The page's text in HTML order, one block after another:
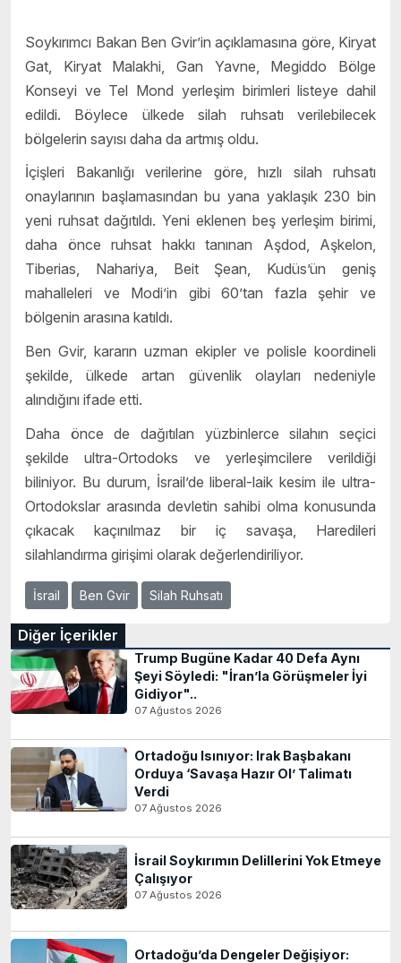
Soykırımcı Bakan Ben Gvir’in açıklamasına göre, Kiryat
Gat, Kiryat Malakhi, Gan Yavne, Megiddo Bölge
Konseyi ve Tel Mond yerleşim birimleri listeye dahil
edildi. Böylece ülkede silah ruhsatı verilebilecek
bölgelerin sayısı daha da artmış oldu.
İçişleri Bakanlığı verilerine göre, hızlı silah ruhsatı
onaylarının başlamasından bu yana yaklaşık 230 bin
yeni ruhsat dağıtıldı. Yeni eklenen beş yerleşim birimi,
daha önce ruhsat hakkı tanınan Aşdod, Aşkelon,
Tiberias, Nahariya, Beit Şean, Kudüs’ün geniş
mahalleleri ve Modi’in gibi 60’tan fazla şehir ve
bölgenin arasına katıldı.
Ben Gvir, kararın uzman ekipler ve polisle koordineli
şekilde, ülkede artan güvenlik olayları nedeniyle
alındığını ifade etti.
Daha önce de dağıtılan yüzbinlerce silahın seçici
şekilde ultra-Ortodoks ve yerleşimcilere verildiği
biliniyor. Bu durum, İsrail’de liberal-laik kesim ile ultra-
Ortodokslar arasında devletin sahibi olma konusunda
çıkacak kaçınılmaz bir iç savaşa, Haredileri
silahlandırma girişimi olarak değerlendiriliyor.
İsrail Ben Gvir Silah Ruhsatı
Diğer İçerikler
Trump Bugüne Kadar 40 Defa Aynı
Şeyi Söyledi: "İran’la Görüşmeler İyi
Gidiyor"..
07 Ağustos 2026
Ortadoğu Isınıyor: Irak Başbakanı
Orduya ‘Savaşa Hazır Ol’ Talimatı
Verdi
07 Ağustos 2026
İsrail Soykırımın Delillerini Yok Etmeye
Çalışıyor
07 Ağustos 2026
Ortadoğu’da Dengeler Değişiyor: